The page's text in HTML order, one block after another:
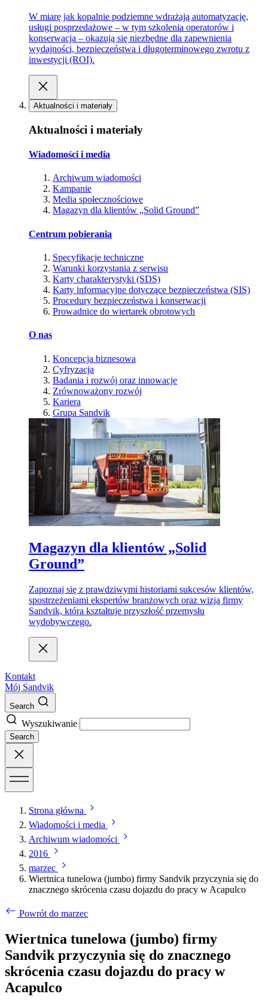
W miarę jak kopalnie podziemne wdrażają automatyzację,
usługi posprzedażowe – w tym szkolenia operatorów i
konserwacja – okazują się niezbędne dla zapewnienia
wydajności, bezpieczeństwa i długoterminowego zwrotu z
inwestycji (ROI).
Aktualności i materiały
Aktualności i materiały
Wiadomości i media
Archiwum wiadomości
Kampanie
Media społecznościowe
Magazyn dla klientów „Solid Ground”
Centrum pobierania
Specyfikacje techniczne
Warunki korzystania z serwisu
Karty charakterystyki (SDS)
Karty informacyjne dotyczące bezpieczeństwa (SIS)
Procedury bezpieczeństwa i konserwacji
Prowadnice do wiertarek obrotowych
O nas
Koncepcja biznesowa
Cyfryzacja
Badania i rozwój oraz innowacje
Zrównoważony rozwój
Kariera
Grupa Sandvik
Magazyn dla klientów „Solid
Ground”
Zapoznaj się z prawdziwymi historiami sukcesów klientów,
spostrzeżeniami ekspertów branżowych oraz wizją firmy
Sandvik, która kształtuje przyszłość przemysłu
wydobywczego.
Kontakt
Mój Sandvik
Search
Wyszukiwanie
Search
Strona główna
Wiadomości i media
Archiwum wiadomości
2016
marzec
Wiertnica tunelowa (jumbo) firmy Sandvik przyczynia się do
znacznego skrócenia czasu dojazdu do pracy w Acapulco
Powrót do marzec
Wiertnica tunelowa (jumbo) firmy
Sandvik przyczynia się do znacznego
skrócenia czasu dojazdu do pracy w
Acapulco